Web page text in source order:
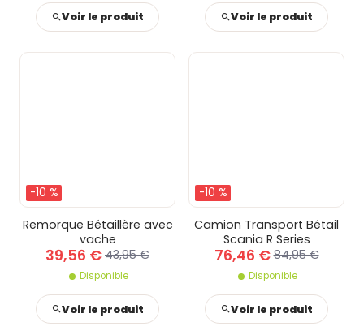
Voir le produit Voir le produit
-10 %
Remorque Bétaillère avec
vache
39,56 € 43,95 €
Disponible
Voir le produit
-10 %
Camion Transport Bétail
Scania R Series
76,46 € 84,95 €
Disponible
Voir le produit